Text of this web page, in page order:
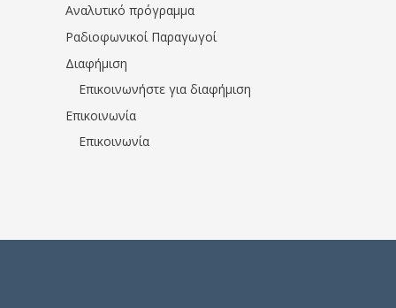
Αναλυτικό πρόγραμμα
Ραδιοφωνικοί Παραγωγοί
Διαφήμιση
Επικοινωνήστε για διαφήμιση
Επικοινωνία
Επικοινωνία